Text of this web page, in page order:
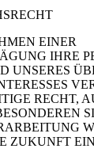
EINER
IHRE
UNSERES
RECHT,
ZUKUNFT